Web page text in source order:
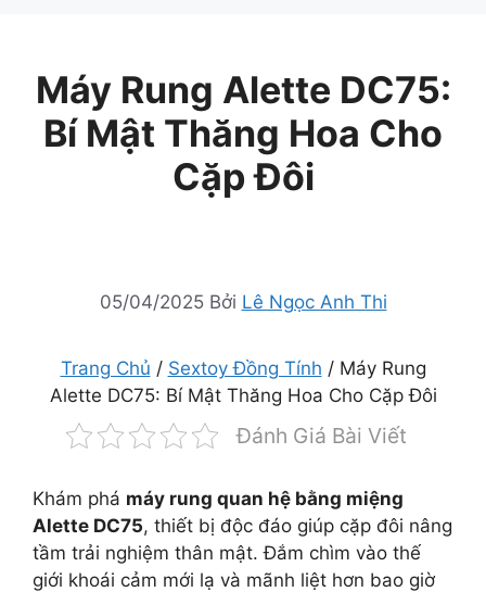
Máy Rung Alette DC75:
Bí Mật Thăng Hoa Cho
Cặp Đôi
05/04/2025 Bởi Lê Ngọc Anh Thi
Trang Chủ / Sextoy Đồng Tính / Máy Rung
Alette DC75: Bí Mật Thăng Hoa Cho Cặp Đôi
Đánh Giá Bài Viết
Khám phá máy rung quan hệ bằng miệng
Alette DC75, thiết bị độc đáo giúp cặp đôi nâng
tầm trải nghiệm thân mật. Đắm chìm vào thế
giới khoái cảm mới lạ và mãnh liệt hơn bao giờ